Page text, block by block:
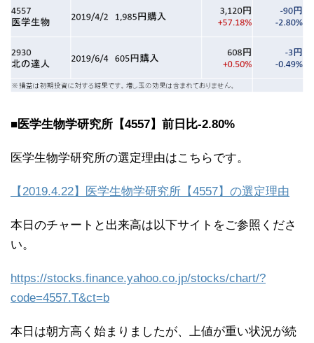
■医学生物学研究所【4557】前日比-2.80%
医学生物学研究所の選定理由はこちらです。
【2019.4.22】医学生物学研究所【4557】の選定理由
本日のチャートと出来高は以下サイトをご参照くださ
い。
https://stocks.finance.yahoo.co.jp/stocks/chart/?
code=4557.T&ct=b
本日は朝方高く始まりましたが、上値が重い状況が続